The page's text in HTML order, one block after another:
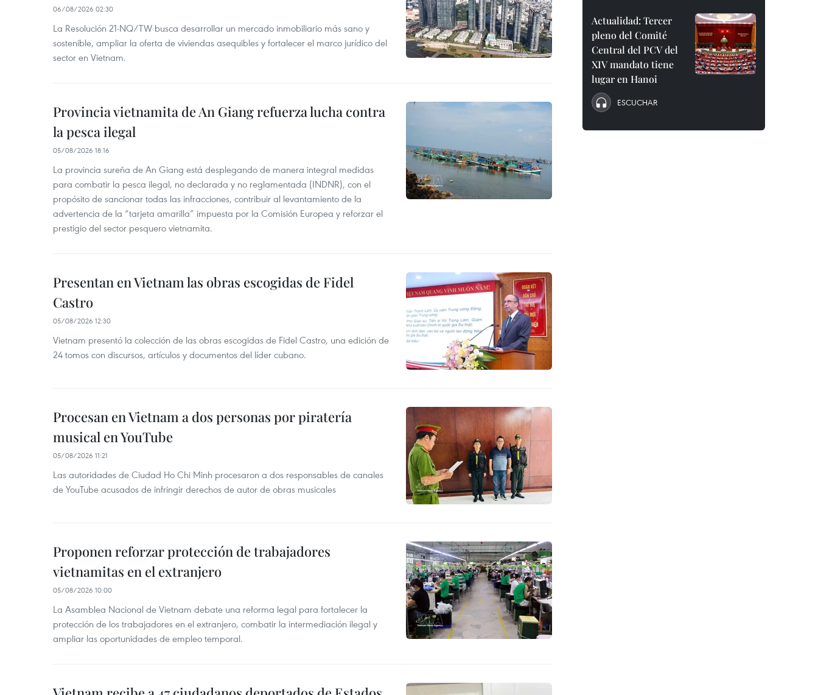
06/08/2026 02:30
La Resolución 21-NQ/TW busca desarrollar un mercado inmobiliario más sano y
sostenible, ampliar la oferta de viviendas asequibles y fortalecer el marco jurídico del
sector en Vietnam.
Provincia vietnamita de An Giang refuerza lucha contra
la pesca ilegal
05/08/2026 18:16
La provincia sureña de An Giang está desplegando de manera integral medidas
para combatir la pesca ilegal, no declarada y no reglamentada (INDNR), con el
propósito de sancionar todas las infracciones, contribuir al levantamiento de la
advertencia de la “tarjeta amarilla” impuesta por la Comisión Europea y reforzar el
prestigio del sector pesquero vietnamita.
Presentan en Vietnam las obras escogidas de Fidel
Castro
05/08/2026 12:30
Vietnam presentó la colección de las obras escogidas de Fidel Castro, una edición de
24 tomos con discursos, artículos y documentos del líder cubano.
Procesan en Vietnam a dos personas por piratería
musical en YouTube
05/08/2026 11:21
Las autoridades de Ciudad Ho Chi Minh procesaron a dos responsables de canales
de YouTube acusados de infringir derechos de autor de obras musicales
Proponen reforzar protección de trabajadores
vietnamitas en el extranjero
05/08/2026 10:00
La Asamblea Nacional de Vietnam debate una reforma legal para fortalecer la
protección de los trabajadores en el extranjero, combatir la intermediación ilegal y
ampliar las oportunidades de empleo temporal.
Actualidad: Tercer
pleno del Comité
Central del PCV del
XIV mandato tiene
lugar en Hanoi
ESCUCHAR